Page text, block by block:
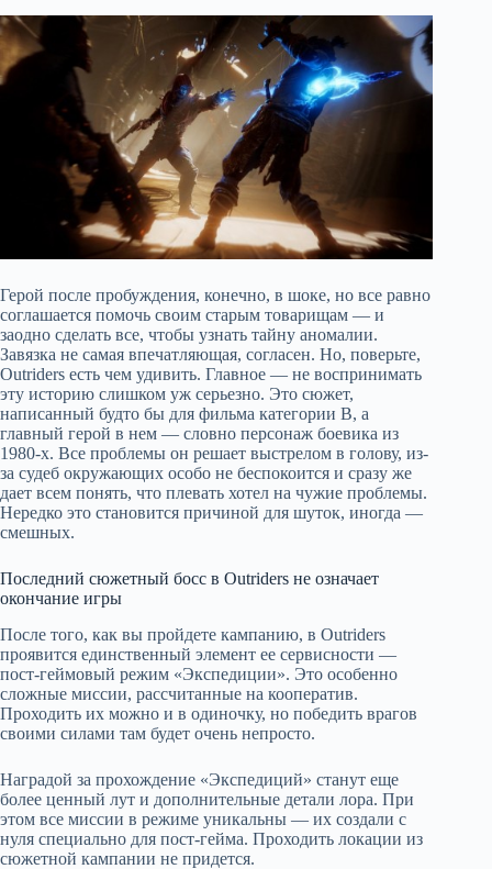
Герой после пробуждения, конечно, в шоке, но все равно
соглашается помочь своим старым товарищам — и
заодно сделать все, чтобы узнать тайну аномалии.
Завязка не самая впечатляющая, согласен. Но, поверьте,
Outriders есть чем удивить. Главное — не воспринимать
эту историю слишком уж серьезно. Это сюжет,
написанный будто бы для фильма категории B, а
главный герой в нем — словно персонаж боевика из
1980-х. Все проблемы он решает выстрелом в голову, из-
за судеб окружающих особо не беспокоится и сразу же
дает всем понять, что плевать хотел на чужие проблемы.
Нередко это становится причиной для шуток, иногда —
смешных.
Последний сюжетный босс в Outriders не означает
окончание игры
После того, как вы пройдете кампанию, в Outriders
проявится единственный элемент ее сервисности —
пост-геймовый режим «Экспедиции». Это особенно
сложные миссии, рассчитанные на кооператив.
Проходить их можно и в одиночку, но победить врагов
своими силами там будет очень непросто.
Наградой за прохождение «Экспедиций» станут еще
более ценный лут и дополнительные детали лора. При
этом все миссии в режиме уникальны — их создали с
нуля специально для пост-гейма. Проходить локации из
сюжетной кампании не придется.